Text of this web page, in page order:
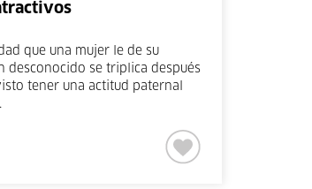
que una mujer le de su
desconocido se triplica después
tener una actitud paternal